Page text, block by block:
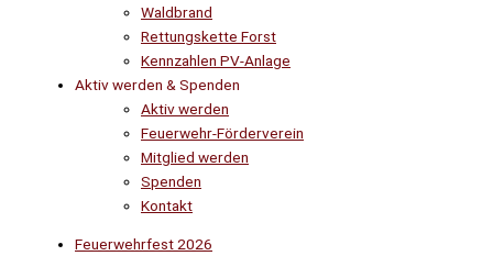
Waldbrand
Rettungskette Forst
Kennzahlen PV-Anlage
Aktiv werden & Spenden
Aktiv werden
Feuerwehr-Förderverein
Mitglied werden
Spenden
Kontakt
Feuerwehrfest 2026